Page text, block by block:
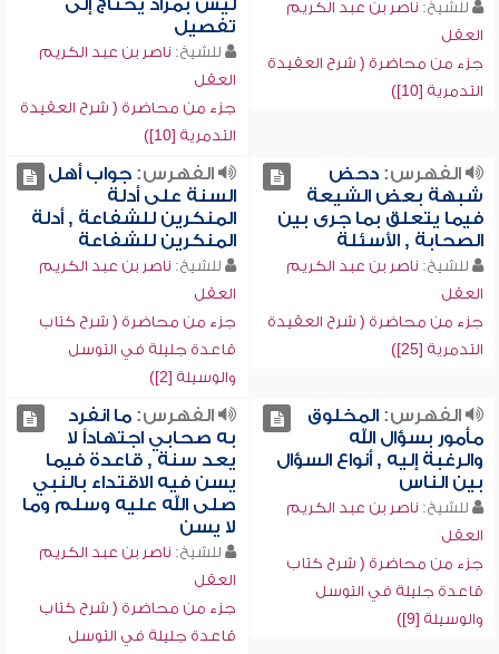
للشيخ: ناصر بن عبد الكريم
العقل
جزء من محاضرة ( شرح العقيدة
التدمرية [10])
ليس بمراد يحتاج إلى
تفصيل
للشيخ: ناصر بن عبد الكريم
العقل
جزء من محاضرة ( شرح العقيدة
التدمرية [10])
الفهرس:دحض
شبهة بعض الشيعة
فيما يتعلق بما جرى بين
الصحابة , الأسئلة
للشيخ: ناصر بن عبد الكريم
العقل
جزء من محاضرة ( شرح العقيدة
التدمرية [25])
الفهرس:جواب أهل
السنة على أدلة
المنكرين للشفاعة , أدلة
المنكرين للشفاعة
للشيخ: ناصر بن عبد الكريم
العقل
جزء من محاضرة ( شرح كتاب
قاعدة جليلة في التوسل
والوسيلة [2])
الفهرس:المخلوق
مأمور بسؤال الله
والرغبة إليه , أنواع السؤال
بين الناس
للشيخ: ناصر بن عبد الكريم
العقل
جزء من محاضرة ( شرح كتاب
قاعدة جليلة في التوسل
والوسيلة [9])
الفهرس:ما انفرد
به صحابي اجتهاداً لا
يعد سنة , قاعدة فيما
يسن فيه الاقتداء بالنبي
صلى الله عليه وسلم وما
لا يسن
للشيخ: ناصر بن عبد الكريم
العقل
جزء من محاضرة ( شرح كتاب
قاعدة جليلة في التوسل